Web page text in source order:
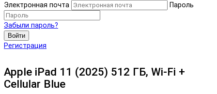
Электронная почта
Пароль
Забыли пароль?
Войти
Регистрация
Apple iPad 11 (2025) 512 ГБ, Wi-Fi +
Cellular Blue